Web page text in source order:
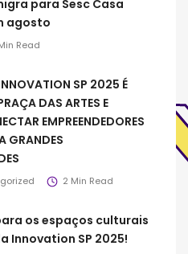
para Sesc Casa
agosto
Read
SP 2025 É
DAS ARTES E
EMPREENDEDORES
GRANDES
2 Min Read
os espaços culturais
Innovation SP 2025!